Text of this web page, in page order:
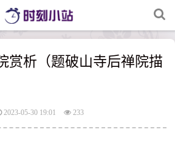
赏析（题破山寺后禅院描
2023-05-30 19:01 233